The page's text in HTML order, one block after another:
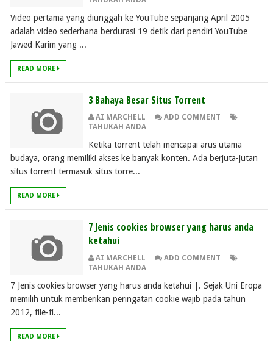
Video pertama yang diunggah ke YouTube sepanjang April 2005
adalah video sederhana berdurasi 19 detik dari pendiri YouTube
Jawed Karim yang ...
READ MORE
3 Bahaya Besar Situs Torrent
AI MARCHELL
ADD COMMENT
TAHUKAH ANDA
Ketika torrent telah mencapai arus utama
budaya, orang memiliki akses ke banyak konten. Ada berjuta-jutan
situs torrent termasuk situs torre...
READ MORE
7 Jenis cookies browser yang harus anda
ketahui
AI MARCHELL
ADD COMMENT
TAHUKAH ANDA
7 Jenis cookies browser yang harus anda ketahui |. Sejak Uni Eropa
memilih untuk memberikan peringatan cookie wajib pada tahun
2012, file-fi...
READ MORE